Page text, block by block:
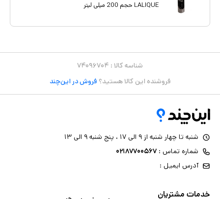
LALIQUE حجم 200 میلی لیتر
شناسه کالا : ۷۴۰۹۶۷۰۴
فروشنده این کالا هستید؟ فروش در این‌چند
شنبه تا چهار شنبه از ۹ الی ۱۷ ، پنج شنبه ۹ الی ۱۳
شماره تماس : ۰۲۱۸۷۷۰۰۵۶۷
آدرس ایمیل :
خدمات مشتریان